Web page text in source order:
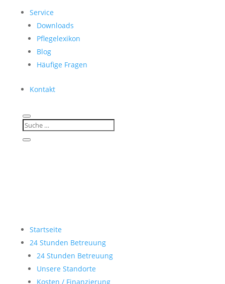
Service
Downloads
Pflegelexikon
Blog
Häufige Fragen
Kontakt
Startseite
24 Stunden Betreuung
24 Stunden Betreuung
Unsere Standorte
Kosten / Finanzierung